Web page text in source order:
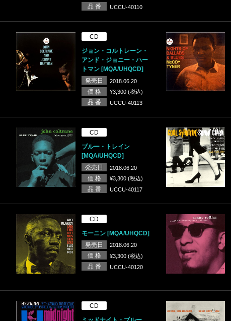
品 番 UCCU-40110
CD
ジョン・コルトレーン・
アンド・ジョニー・ハー
トマン [MQA/UHQCD]
発売日
2018.06.20
価 格 ¥3,300 (税込)
品 番 UCCU-40113
CD
ブルー・トレイン
[MQA/UHQCD]
発売日
2018.06.20
価 格 ¥3,300 (税込)
品 番 UCCU-40117
CD
モーニン [MQA/UHQCD]
発売日
2018.06.20
価 格 ¥3,300 (税込)
品 番 UCCU-40120
CD